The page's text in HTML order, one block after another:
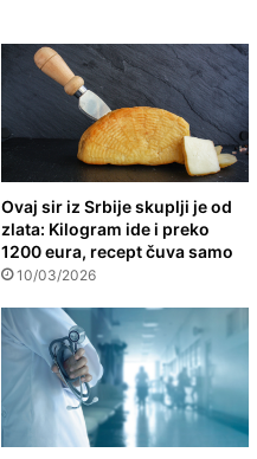
Ovaj sir iz Srbije skuplji je od
zlata: Kilogram ide i preko
1200 eura, recept čuva samo
10/03/2026